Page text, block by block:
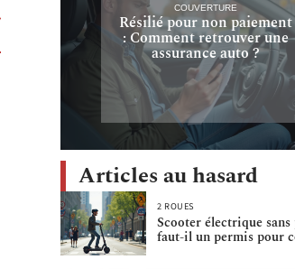
COUVERTURE
Résilié pour non paiement
: Comment retrouver une
assurance auto ?
Articles au hasard
2 ROUES
Scooter électrique
faut-il un permis pour